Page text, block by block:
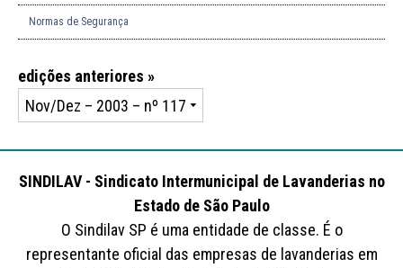
Normas de Segurança
edições anteriores »
SINDILAV - Sindicato Intermunicipal de Lavanderias no
Estado de São Paulo
O Sindilav SP é uma entidade de classe. É o
representante oficial das empresas de lavanderias em